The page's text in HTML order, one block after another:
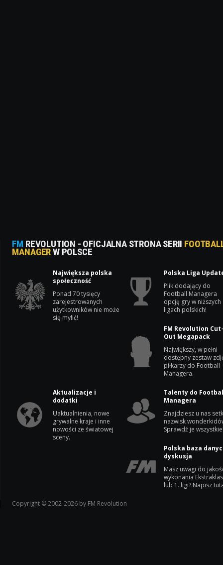
FM REVOLUTION - OFICJALNA STRONA SERII
MANAGERW POLSCE
Największa polska
społeczność
Ponad 70 tysięcy
zarejestrowanych
użytkowników nie może
się mylić!
Polska Liga
Plik dodający do
Football Managera
opcję gry w niższych
ligach polskich!
FM Revolution
Out Megapack
Największy, w pełni
dostępny zestaw
piłkarzy do Football
Managera.
Aktualizacje i
dodatki
Uaktualnienia, nowe
grywalne kraje i inne
nowości ze światowej
sceny.
Talenty do
Managera
Znajdziesz u nas
nazwisk
Sprawdź je
Polska baza
dyskusja
Masz uwagi do
wykonania
lub 1. ligi? Napisz
Copyright © 2002-2026 by FM Revolution